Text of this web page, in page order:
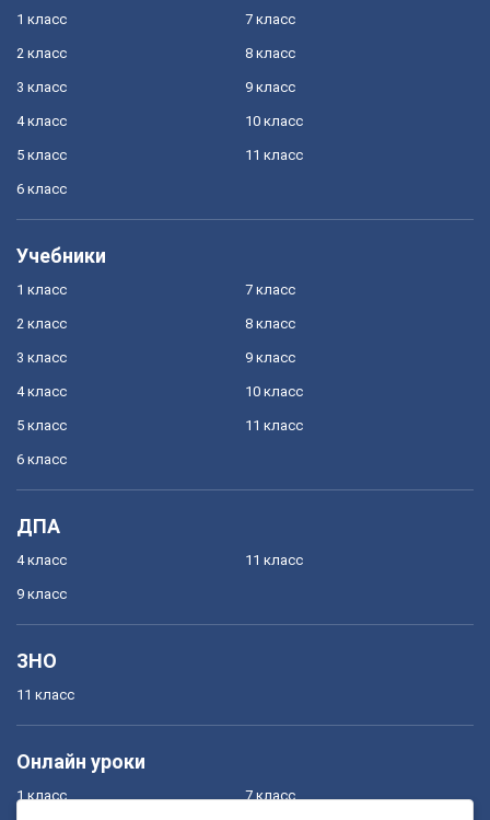
1 класс
2 класс
3 класс
4 класс
5 класс
6 класс
7 класс
8 класс
9 класс
10 класс
11 класс
Учебники
1 класс
2 класс
3 класс
4 класс
5 класс
6 класс
7 класс
8 класс
9 класс
10 класс
11 класс
ДПА
4 класс
9 класс
11 класс
ЗНО
11 класс
Онлайн уроки
1 класс 7 класс